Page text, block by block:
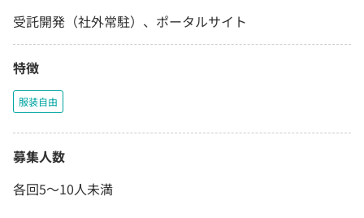
受託開発（社外常駐）、ポータルサイト
特徴
服装自由
募集人数
各回5～10人未満